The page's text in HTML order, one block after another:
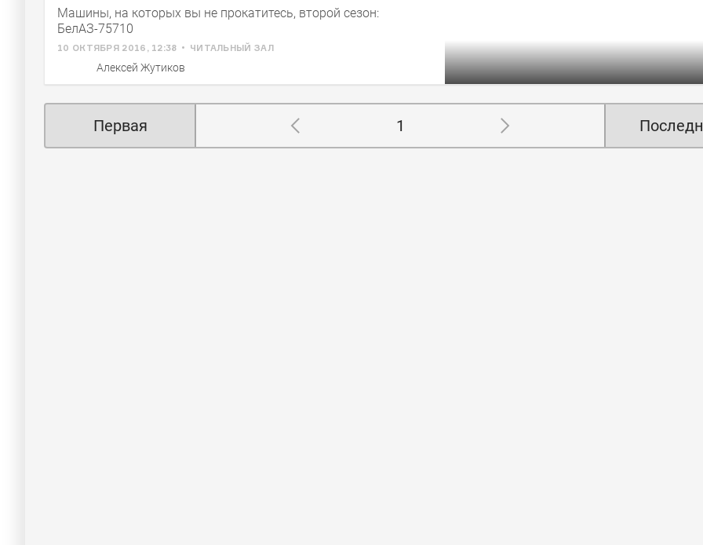
Машины, на которых вы не прокатитесь, второй сезон:
БелАЗ-75710
10 ОКТЯБРЯ 2016, 12:38 ЧИТАЛЬНЫЙ ЗАЛ
Алексей Жутиков
Первая 1